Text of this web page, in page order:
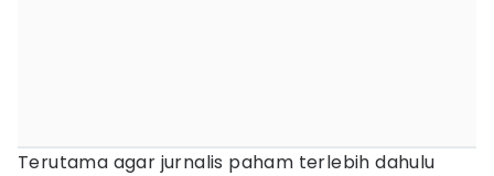
Terutama agar jurnalis paham terlebih dahulu